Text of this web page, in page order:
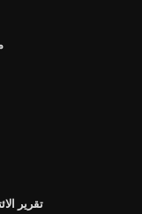
تقرير